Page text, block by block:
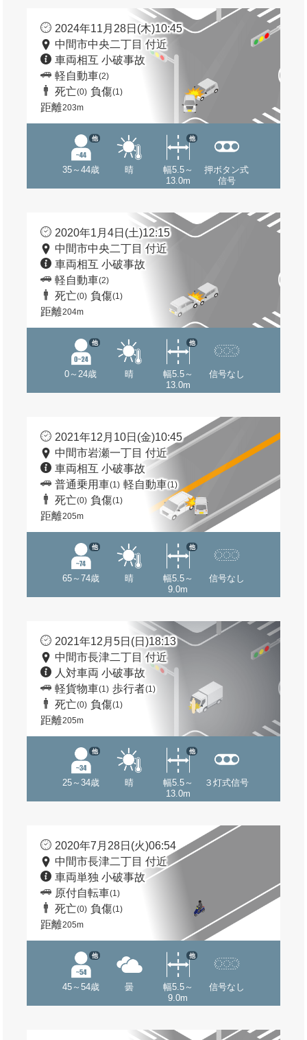
2024年11月28日(木)10:45
中間市中央二丁目 付近
車両相互 小破事故
軽自動車(2)
死亡(0) 負傷(1)
距離203m
35～44歳
他
晴
幅5.5～
13.0m
他
押ボタン式
信号
2020年1月4日(土)12:15
中間市中央二丁目 付近
車両相互 小破事故
軽自動車(2)
死亡(0) 負傷(1)
距離204m
0～24歳
他
晴
幅5.5～
13.0m
他
信号なし
2021年12月10日(金)10:45
中間市岩瀬一丁目 付近
車両相互 小破事故
普通乗用車(1) 軽自動車(1)
死亡(0) 負傷(1)
距離205m
65～74歳
他
晴
幅5.5～
9.0m
他
信号なし
2021年12月5日(日)18:13
中間市長津二丁目 付近
人対車両 小破事故
軽貨物車(1) 歩行者(1)
死亡(0) 負傷(1)
距離205m
25～34歳
他
晴
幅5.5～
13.0m
他
３灯式信号
2020年7月28日(火)06:54
中間市長津二丁目 付近
車両単独 小破事故
原付自転車(1)
死亡(0) 負傷(1)
距離205m
45～54歳
他
曇
幅5.5～
9.0m
他
信号なし